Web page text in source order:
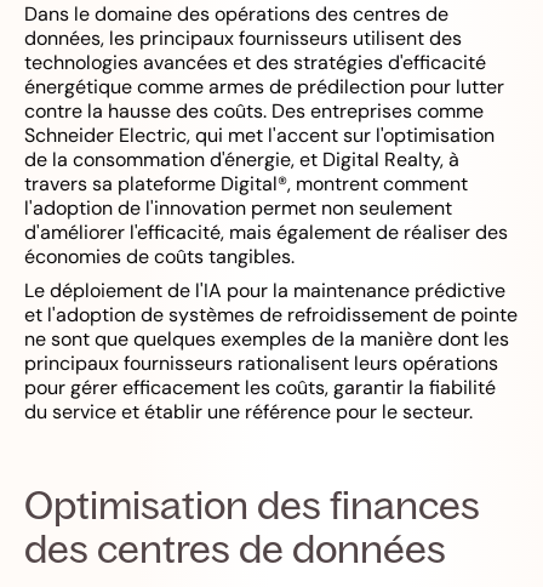
Dans le domaine des opérations des centres de
données, les principaux fournisseurs utilisent des
technologies avancées et des stratégies d'efficacité
énergétique comme armes de prédilection pour lutter
contre la hausse des coûts. Des entreprises comme
Schneider Electric, qui met l'accent sur l'optimisation
de la consommation d'énergie, et Digital Realty, à
travers sa plateforme Digital®, montrent comment
l'adoption de l'innovation permet non seulement
d'améliorer l'efficacité, mais également de réaliser des
économies de coûts tangibles.
Le déploiement de l'IA pour la maintenance prédictive
et l'adoption de systèmes de refroidissement de pointe
ne sont que quelques exemples de la manière dont les
principaux fournisseurs rationalisent leurs opérations
pour gérer efficacement les coûts, garantir la fiabilité
du service et établir une référence pour le secteur.
Optimisation des finances
des centres de données